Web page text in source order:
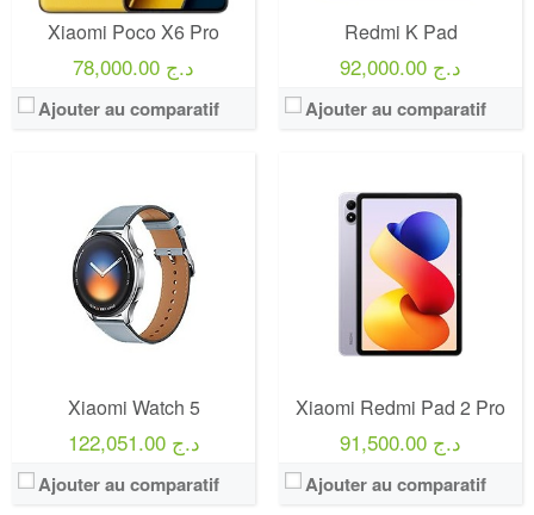
Xiaomi Poco X6 Pro
78,000.00 د.ج
Ajouter au comparatif
Redmi K Pad
92,000.00 د.ج
Ajouter au comparatif
Xiaomi Watch 5
122,051.00 د.ج
Ajouter au comparatif
Xiaomi Redmi Pad 2 Pro
91,500.00 د.ج
Ajouter au comparatif